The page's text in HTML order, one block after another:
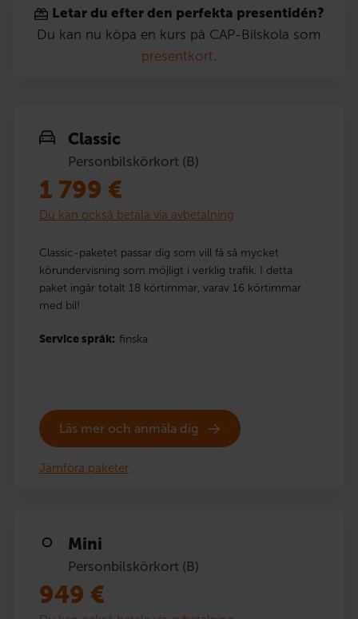
Letar du efter den perfekta presentidén?
Du kan nu köpa en kurs på CAP-Bilskola som
presentkort
Classic
Personbilskörkort (B)
1 799 €
Du kan också betala via avbetalning
Classic-paketet passar dig som vill få så mycket
körundervisning som möjligt i verklig trafik. I detta
paket ingår totalt 18 körtimmar, varav 16 körtimmar
med bil!
Service språk: finska
Läs mer och anmäla dig
Jämföra paketer
Mini
Personbilskörkort (B)
949 €